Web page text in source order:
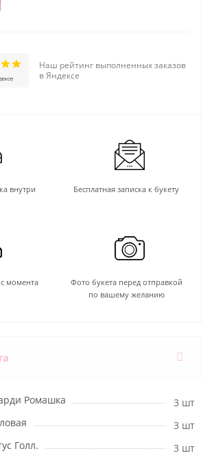
Наш рейтинг выполненных заказов
в Яндексе
внутри
Бесплатная записка к букету
момента
Фото букета перед отправкой
по вашему желанию
Ромашка
3 шт
3 шт
Голл.
3 шт